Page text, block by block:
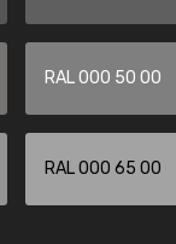
RAL 000 50 00
RAL 000 65 00